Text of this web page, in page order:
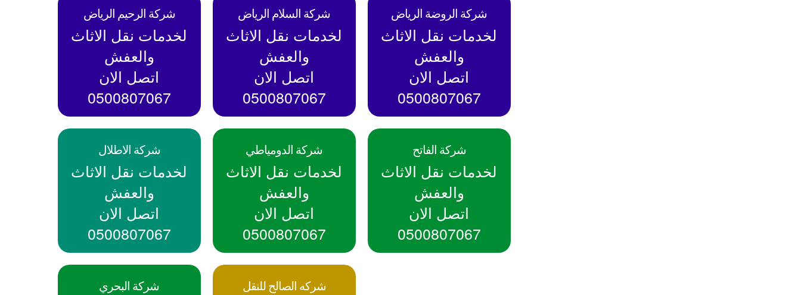
شركة الرحيم الرياض
لخدمات نقل الاثاث
والعفش
اتصل الان
0500807067
شركة السلام الرياض
لخدمات نقل الاثاث
والعفش
اتصل الان
0500807067
شركة الروضة الرياض
لخدمات نقل الاثاث
والعفش
اتصل الان
0500807067
شركة الاطلال
لخدمات نقل الاثاث
والعفش
اتصل الان
0500807067
شركة الدومياطي
لخدمات نقل الاثاث
والعفش
اتصل الان
0500807067
شركة الفاتح
لخدمات نقل الاثاث
والعفش
اتصل الان
0500807067
شركة البحري شركه الصالح للنقل